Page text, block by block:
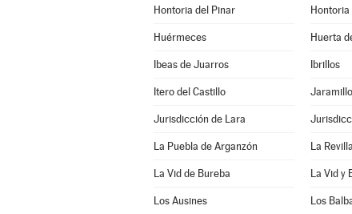
Hontoria del Pinar Hontoria
Huérmeces Huerta
Ibeas de Juarros Ibrillos
Itero del Castillo
Jurisdicción de Lara
La Puebla de Arganzón La
La Vid de Bureba La Vid y
Los Ausines Los